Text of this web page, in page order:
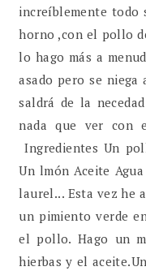
increíblemente
horno ,con el pollo
lo hago más a
asado pero se niega
saldrá de la
nada que ver con
Ingredientes Un
Un lmón Aceite
laurel... Esta vez he
un pimiento verde
el pollo. Hago un
hierbas y el